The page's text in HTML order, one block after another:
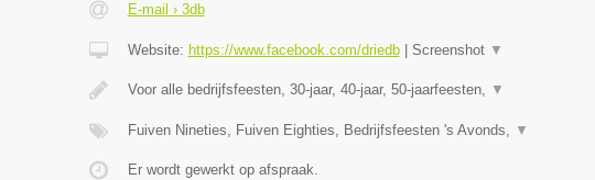
E-mail › 3db
Website: https://www.facebook.com/driedb| Screenshot ▼
Voor alle bedrijfsfeesten, 30-jaar, 40-jaar, 50-jaarfeesten, ▼
Fuiven Nineties, Fuiven Eighties, Bedrijfsfeesten 's Avonds, ▼
Er wordt gewerkt op afspraak.